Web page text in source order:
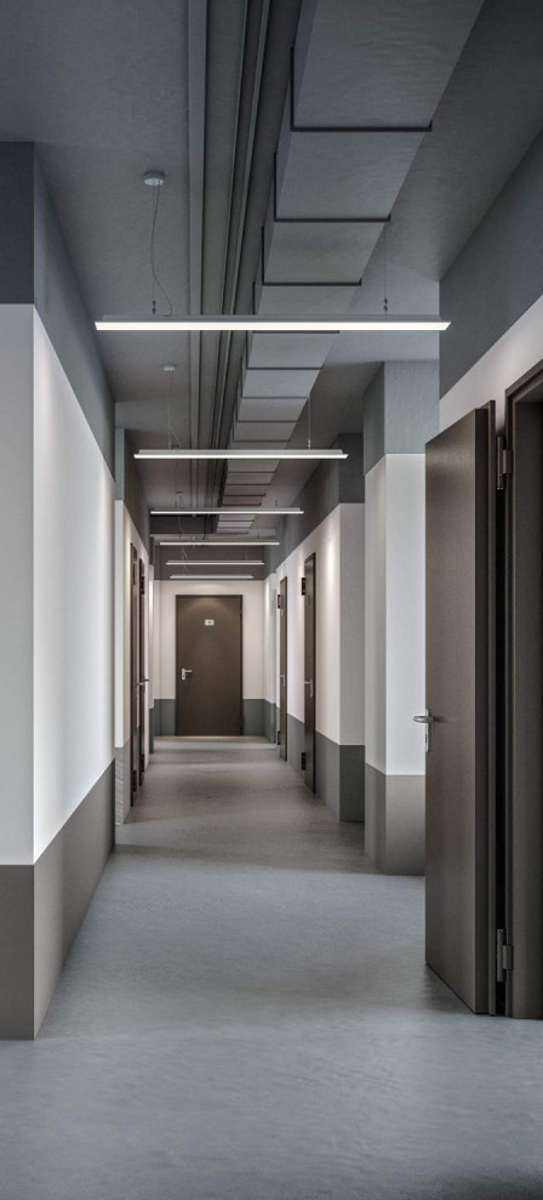
Продажа
93027 - Г. ЛЮБЕРЦЫ,
РОЖДЕСТВЕНСКАЯ
УЛИЦА, Д.6
Москва / Московская обл
Получить контакты Посмотреть на карте
Прямая продажа от застройщика! Кладовая номер кл. 4 общей
площадью 3.3 кв. м на 1-м этаже в ЖК «1-й Лермонтовский».
Дополнительная скидка 2% на покупку 2-й и последующей
скидка до 2%. Скидку на вторую или последующую покупку
можно получить при приобретен...
Характеристики
О помещении
Где находится
Контакты
Другие объявления
Характеристики помещения
№ объявления
Дата размещения
27.08.2025
Город
Люберцы